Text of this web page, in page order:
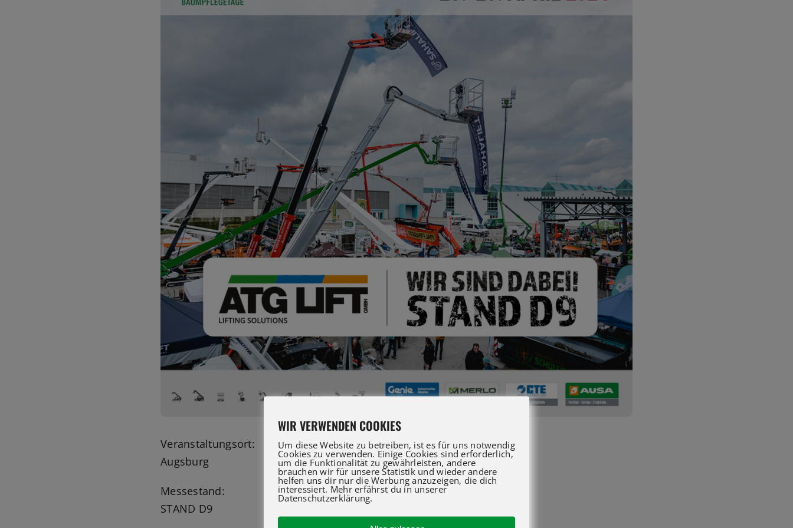
Veranstaltungsort:
Augsburg
Messestand:
STAND D9
WIR VERWENDEN COOKIES
Um diese Website zu betreiben, ist es für uns notwendig
Cookies zu verwenden. Einige Cookies sind erforderlich,
um die Funktionalität zu gewährleisten, andere
brauchen wir für unsere Statistik und wieder andere
helfen uns dir nur die Werbung anzuzeigen, die dich
interessiert. Mehr erfährst du in unserer
Datenschutzerklärung.